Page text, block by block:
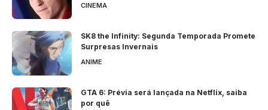
CINEMA
SK8 the Infinity: Segunda Temporada Promete
Surpresas Invernais
ANIME
GTA 6: Prévia será lançada na Netflix, saiba
por quê